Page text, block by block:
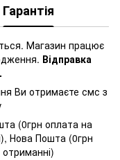
Гарантія
Магазин працює
Відправка
Ви отримаєте смс з
(0грн оплата на
Нова Пошта (0грн